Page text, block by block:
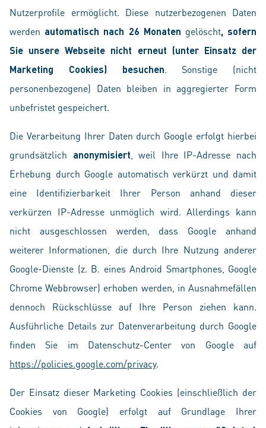
Nutzerprofile ermöglicht. Diese nutzerbezogenen Daten
werden automatisch nach 26 Monaten gelöscht, sofern
Sie unsere Webseite nicht erneut (unter Einsatz der
Marketing Cookies) besuchen. Sonstige (nicht
personenbezogene) Daten bleiben in aggregierter Form
unbefristet gespeichert.
Die Verarbeitung Ihrer Daten durch Google erfolgt hierbei
grundsätzlich anonymisiert , weil Ihre IP-Adresse nach
Erhebung durch Google automatisch verkürzt und damit
eine Identifizierbarkeit Ihrer Person anhand dieser
verkürzen IP-Adresse unmöglich wird. Allerdings kann
nicht ausgeschlossen werden, dass Google anhand
weiterer Informationen, die durch Ihre Nutzung anderer
Google-Dienste (z. B. eines Android Smartphones, Google
Chrome Webbrowser) erhoben werden, in Ausnahmefällen
dennoch Rückschlüsse auf Ihre Person ziehen kann.
Ausführliche Details zur Datenverarbeitung durch Google
finden Sie im Datenschutz-Center von Google auf
https://policies.google.com/privacy.
Der Einsatz dieser Marketing Cookies (einschließlich der
Cookies von Google) erfolgt auf Grundlage Ihrer